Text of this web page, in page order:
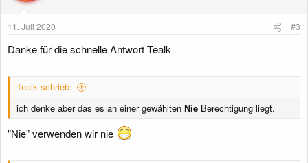
11. Juli 2020 #3
Danke für die schnelle Antwort Tealk
Tealk schrieb:
ich denke aber das es an einer gewählten Nie Berechtigung liegt.
"Nie" verwenden wir nie